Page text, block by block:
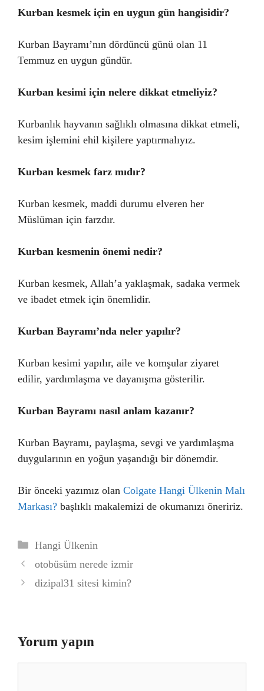
Kurban kesmek için en uygun gün hangisidir?
Kurban Bayramı’nın dördüncü günü olan 11
Temmuz en uygun gündür.
Kurban kesimi için nelere dikkat etmeliyiz?
Kurbanlık hayvanın sağlıklı olmasına dikkat etmeli,
kesim işlemini ehil kişilere yaptırmalıyız.
Kurban kesmek farz mıdır?
Kurban kesmek, maddi durumu elveren her
Müslüman için farzdır.
Kurban kesmenin önemi nedir?
Kurban kesmek, Allah’a yaklaşmak, sadaka vermek
ve ibadet etmek için önemlidir.
Kurban Bayramı’nda neler yapılır?
Kurban kesimi yapılır, aile ve komşular ziyaret
edilir, yardımlaşma ve dayanışma gösterilir.
Kurban Bayramı nasıl anlam kazanır?
Kurban Bayramı, paylaşma, sevgi ve yardımlaşma
duygularının en yoğun yaşandığı bir dönemdir.
Bir önceki yazımız olan Colgate Hangi Ülkenin Malı
Markası? başlıklı makalemizi de okumanızı öneririz.
Kategoriler
Hangi Ülkenin
otobüsüm nerede izmir
dizipal31 sitesi kimin?
Yorum yapın